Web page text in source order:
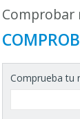
Comprobar
Comprueba tu